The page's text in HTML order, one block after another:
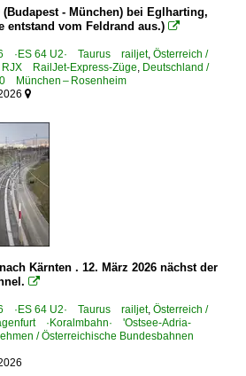
Express-Züge
Züge
(sonstige)
(Budapest - München) bei Eglharting,
entstand vom Feldrand aus.) 
·ES 64 U2· Taurus railjet, Österreich /
RJX RailJet-Express-Züge, Deutschland /
München – Rosenheim

Kärnten . 12. März 2026 nächst der

·ES 64 U2· Taurus railjet, Österreich /
·Koralmbahn· 'Ostsee-Adria-
/ Österreichische Bundesbahnen